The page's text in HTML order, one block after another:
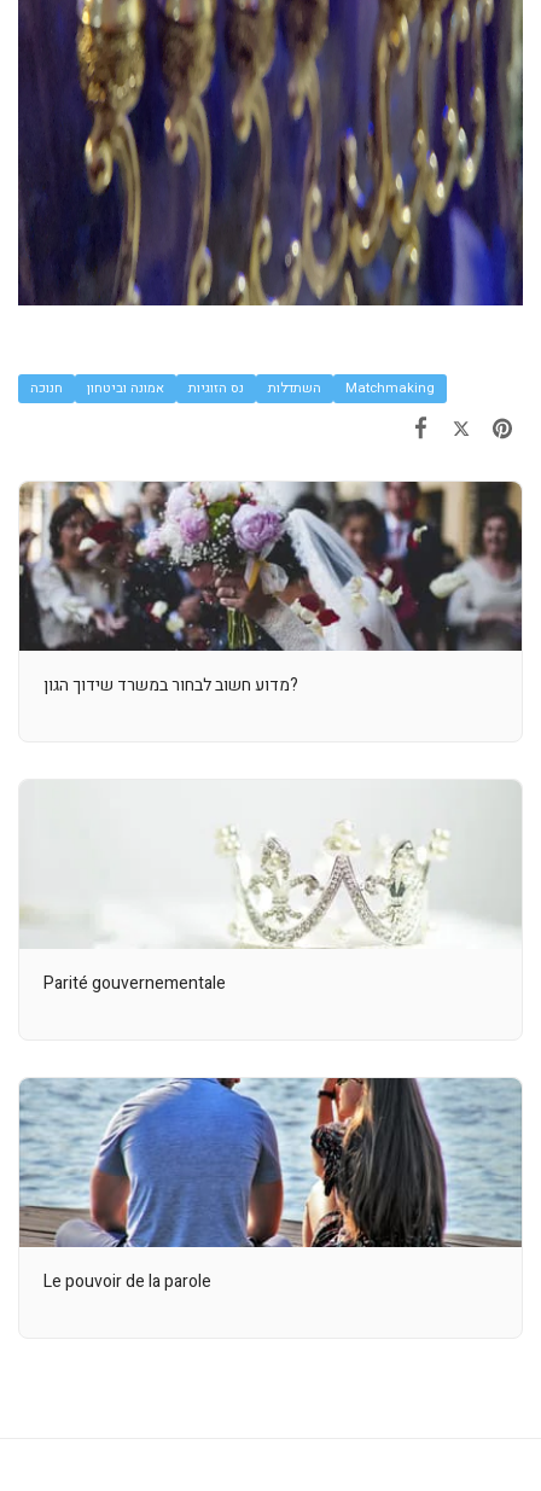
חנוכה אמונה וביטחון נס הזוגיות השתדלות Matchmaking
מדוע חשוב לבחור במשרד שידוך הגון?
Parité gouvernementale
Le pouvoir de la parole